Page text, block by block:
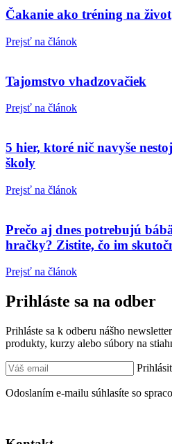
Čakanie ako tréning na život
Prejsť na článok
Tajomstvo vhadzovačiek
Prejsť na článok
5 hier, ktoré nič navyše
školy
Prejsť na článok
Prečo aj dnes potrebujú
hračky? Zistite, čo im
Prejsť na článok
Prihláste sa na odber
Prihláste sa k odberu nášho
produkty, kurzy alebo súbory na
Odoslaním e-mailu súhlasíte so